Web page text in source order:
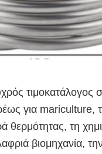
τιμοκατάλογος
για
τη
βιομηχανία,